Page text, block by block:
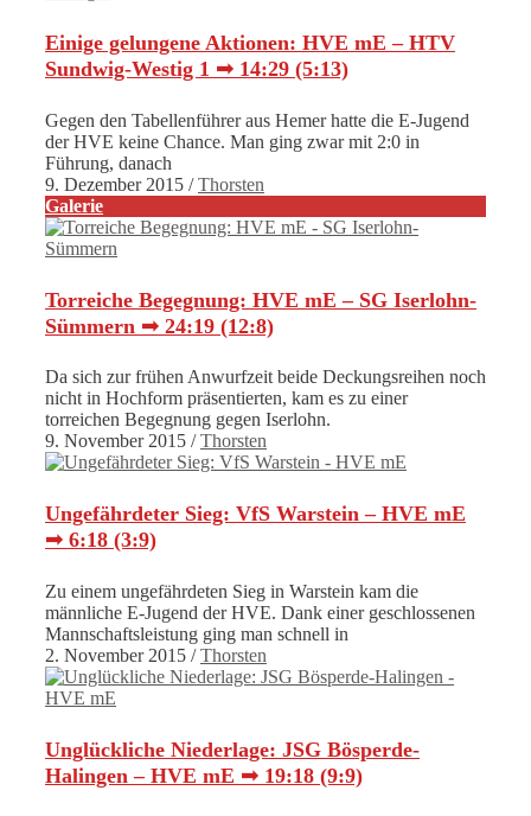
Einige gelungene Aktionen: HVE mE – HTV
Sundwig-Westig 1 ➟ 14:29 (5:13)
Gegen den Tabellenführer aus Hemer hatte die E-Jugend
der HVE keine Chance. Man ging zwar mit 2:0 in
Führung, danach
9. Dezember 2015 /Thorsten
Galerie
Torreiche Begegnung: HVE mE – SG Iserlohn-
Sümmern ➟ 24:19 (12:8)
Da sich zur frühen Anwurfzeit beide Deckungsreihen noch
nicht in Hochform präsentierten, kam es zu einer
torreichen Begegnung gegen Iserlohn.
9. November 2015 /Thorsten
Ungefährdeter Sieg: VfS Warstein – HVE mE
➟ 6:18 (3:9)
Zu einem ungefährdeten Sieg in Warstein kam die
männliche E-Jugend der HVE. Dank einer geschlossenen
Mannschaftsleistung ging man schnell in
2. November 2015 /Thorsten
Unglückliche Niederlage: JSG Bösperde-
Halingen – HVE mE ➟ 19:18 (9:9)